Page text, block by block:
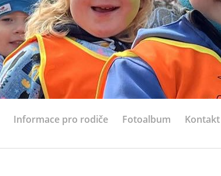
Informace pro rodiče Fotoalbum Kontakt